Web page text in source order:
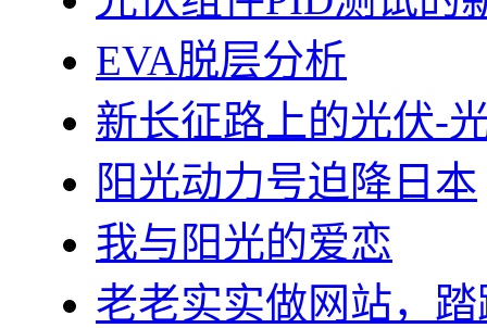
EVA脱层分析
新长征路上的光伏-
阳光动力号迫降日本
我与阳光的爱恋
老老实实做网站，